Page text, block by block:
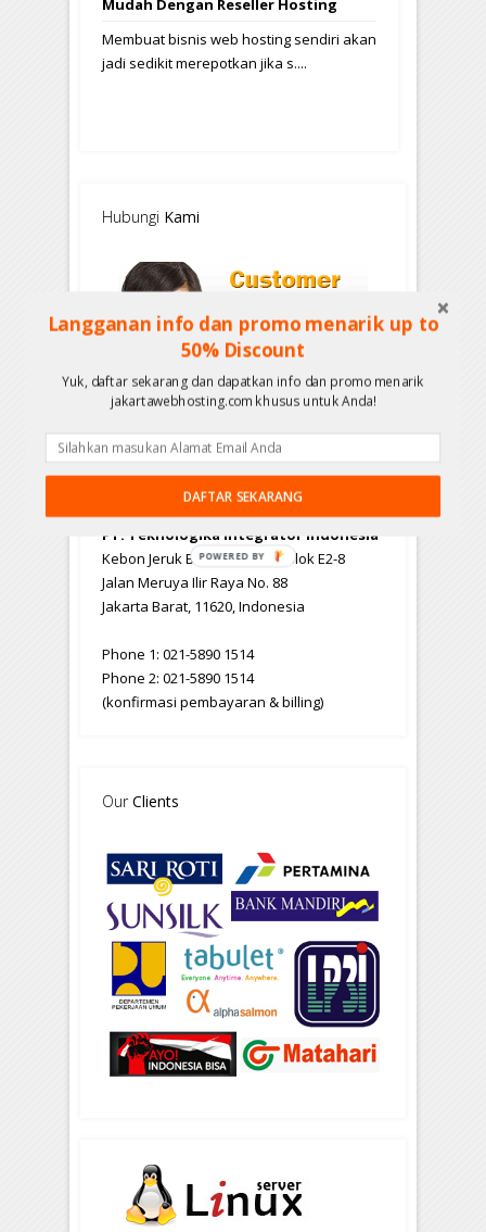
Mudah Dengan Reseller Hosting
Membuat bisnis web hosting sendiri akan
jadi sedikit merepotkan jika s....
Hubungi Kami
ContactUs
PT. Teknologika Integrator Indonesia
Kebon Jeruk Business Park, Blok E2-8
Jalan Meruya Ilir Raya No. 88
Jakarta Barat, 11620, Indonesia
Phone 1: 021-5890 1514
Phone 2: 021-5890 1514
(konfirmasi pembayaran & billing)
OurClients
Langganan info dan promo menarik up to
50% Discount
Yuk, daftar sekarang dan dapatkan info dan promo menarik
jakartawebhosting.com khusus untuk Anda!
DAFTAR SEKARANG
POWERED BY